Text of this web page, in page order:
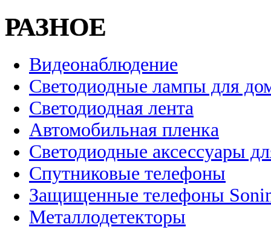
РАЗНОЕ
Видеонаблюдение
Светодиодные лампы для
Светодиодная лента
Автомобильная пленка
Светодиодные аксессуары
Спутниковые телефоны
Защищенные телефоны
Металлодетекторы